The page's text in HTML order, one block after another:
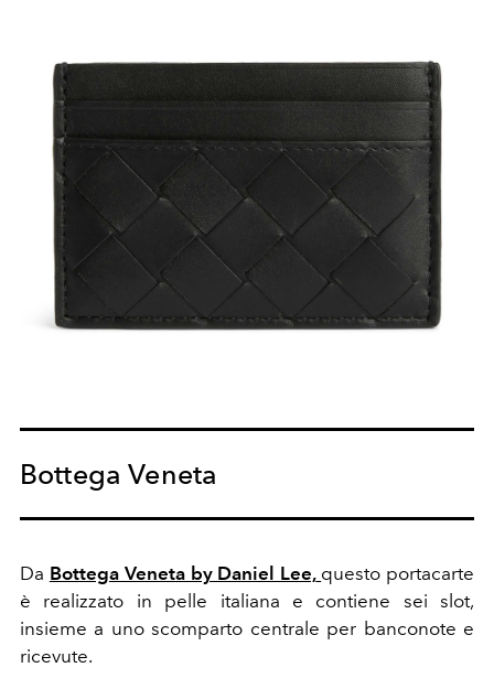
Bottega Veneta
Da Bottega Veneta by Daniel Lee, questo portacarte
è realizzato in pelle italiana e contiene sei slot,
insieme a uno scomparto centrale per banconote e
ricevute.